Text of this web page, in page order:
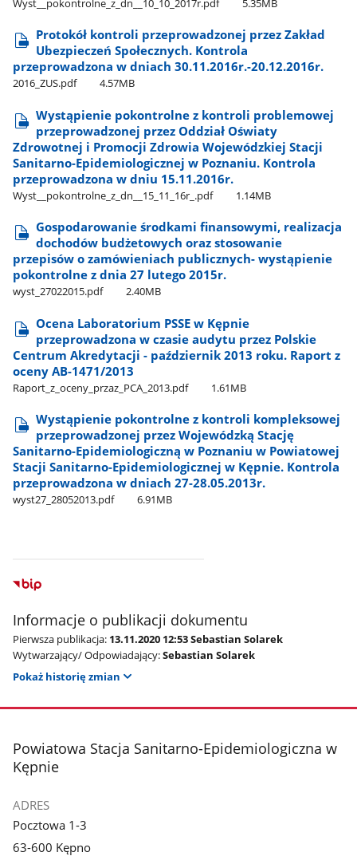
Wyst​_​_pokontrolne​_z​_dn​_​_10​_10​_2017r.pdf 5.35MB
Protokół kontroli przeprowadzonej przez Zakład
Ubezpieczeń Społecznych. Kontrola
przeprowadzona w dniach 30.11.2016r.-20.12.2016r.
2016​_ZUS.pdf 4.57MB
Wystąpienie pokontrolne z kontroli problemowej
przeprowadzonej przez Oddział Oświaty
Zdrowotnej i Promocji Zdrowia Wojewódzkiej Stacji
Sanitarno-Epidemiologicznej w Poznaniu. Kontrola
przeprowadzona w dniu 15.11.2016r.
Wyst​_​_pokontrolne​_z​_dn​_​_15​_11​_16r​_.pdf 1.14MB
Gospodarowanie środkami finansowymi, realizacja
dochodów budżetowych oraz stosowanie
przepisów o zamówieniach publicznych- wystąpienie
pokontrolne z dnia 27 lutego 2015r.
wyst​_27022015.pdf 2.40MB
Ocena Laboratorium PSSE w Kępnie
przeprowadzona w czasie audytu przez Polskie
Centrum Akredytacji - październik 2013 roku. Raport z
oceny AB-1471/2013
Raport​_z​_oceny​_przaz​_PCA​_2013.pdf 1.61MB
Wystąpienie pokontrolne z kontroli kompleksowej
przeprowadzonej przez Wojewódzką Stację
Sanitarno-Epidemiologiczną w Poznaniu w Powiatowej
Stacji Sanitarno-Epidemiologicznej w Kępnie. Kontrola
przeprowadzona w dniach 27-28.05.2013r.
wyst27​_28052013.pdf 6.91MB
Informacje o publikacji dokumentu
Pierwsza publikacja: 13.11.2020 12:53 Sebastian Solarek
Wytwarzający/ Odpowiadający:Sebastian Solarek
Pokaż historię zmian
stopka
Powiatowa Stacja Sanitarno-Epidemiologiczna w
Kępnie
ADRES
Pocztowa 1-3
63-600 Kępno